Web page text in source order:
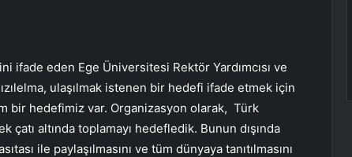
ifade eden Ege Üniversitesi Rektör Yardımcısı ve
ulaşılmak istenen bir hedefi ifade etmek için
bir hedefimiz var. Organizasyon olarak, Türk
altında toplamayı hedefledik. Bunun dışında
ile paylaşılmasını ve tüm dünyaya tanıtılmasını